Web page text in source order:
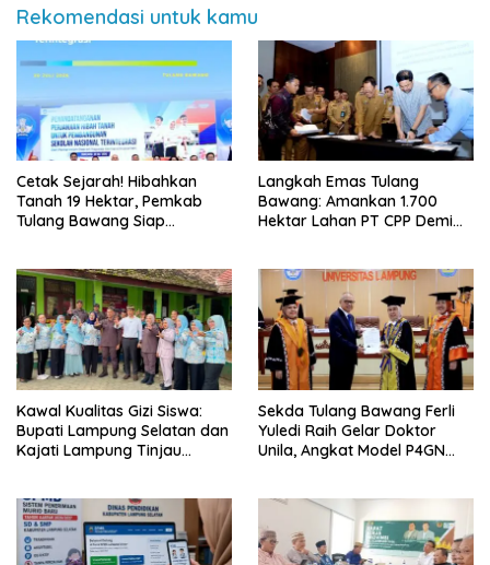
Rekomendasi untuk kamu
Cetak Sejarah! Hibahkan
Tanah 19 Hektar, Pemkab
Tulang Bawang Siap
Lampung
Langkah Emas Tulang
Bawang: Amankan 1.700
Hektar Lahan PT CPP Demi
Kawal Kualitas Gizi Siswa:
Bupati Lampung Selatan dan
Kajati Lampung Tinjau
Sekda Tulang Bawang Ferli
Yuledi Raih Gelar Doktor
Unila, Angkat Model P4GN